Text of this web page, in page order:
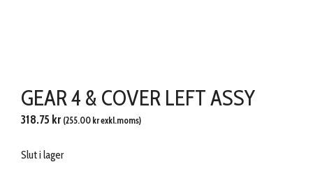
GEAR 4 & COVER LEFT ASSY
318.75 kr (255.00 krexkl.moms)
Slut i lager